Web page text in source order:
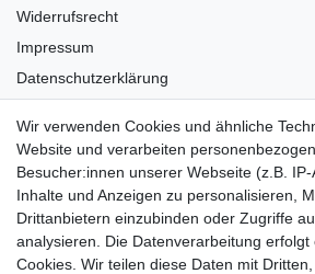
Widerrufsrecht
Impressum
Datenschutzerklärung
Barrierefreiheit
Anleitungen
Vertrag widerrufen
Wir verwenden Cookies und ähnliche
Website und verarbeiten
Besucher:innen unserer Webseite (z.B. IP-
Inhalte und Anzeigen zu personalisieren,
Drittanbietern einzubinden oder Zugriffe
analysieren. Die Datenverarbeitung
Cookies. Wir teilen diese Daten mit